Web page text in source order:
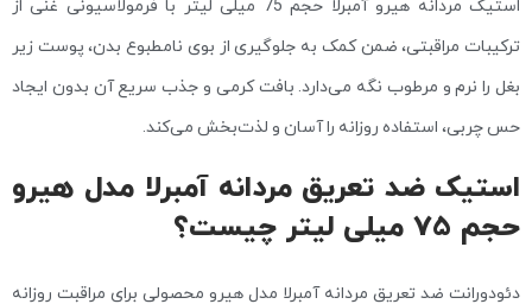
استیک مردانه هیرو آمبرلا حجم 75 میلی لیتر با فرمولاسیونی غنی از
ترکیبات مراقبتی، ضمن کمک به جلوگیری از بوی نامطبوع بدن، پوست زیر
بغل را نرم و مرطوب نگه می‌دارد. بافت کرمی و جذب سریع آن بدون ایجاد
حس چربی، استفاده روزانه را آسان و لذت‌بخش می‌کند.
استیک ضد تعریق مردانه آمبرلا مدل هیرو
حجم 75 میلی لیتر چیست؟
دئودورانت ضد تعریق مردانه آمبرلا مدل هیرو محصولی برای مراقبت روزانه